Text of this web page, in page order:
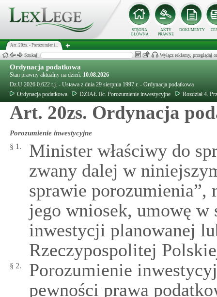
STRONA
GŁÓWNA
AKTY
PRAWNE
DOKUMENTY
Art. 20zs. - Porozumieni...
Szukaj: Wyłącz reklamy, przeglądaj
Ordynacja podatkowa
Stan prawny aktualny na dzień: 10.08.2026
Dz.U.2026.0.622 t.j. - Ustawa z dnia 29 sierpnia 1997 r. - Ordynacja podatkowa
Ordynacja podatkowa
DZIAŁ IIc. Porozumienie inwestycyjne Rozdział 4.
Art. 20zs. Ordynacja
Porozumienie inwestycyjne
§ 1.
Minister właściwy do
zwany dalej w
sprawie porozumienia”,
jego wniosek, umowę
inwestycji planowanej
Rzeczypospolitej
§ 2.
Porozumienie
pewności prawa